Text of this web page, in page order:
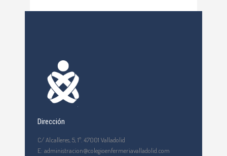
Dirección
C/ Alcalleres, 5, 1º. 47001 Valladolid
E: administracion@colegioenfermeriavalladolid.com